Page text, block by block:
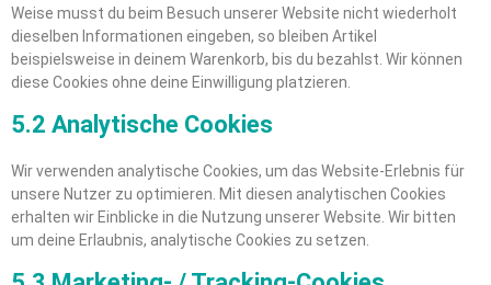
Weise musst du beim Besuch unserer Website nicht wiederholt
dieselben Informationen eingeben, so bleiben Artikel
beispielsweise in deinem Warenkorb, bis du bezahlst. Wir können
diese Cookies ohne deine Einwilligung platzieren.
5.2 Analytische Cookies
Wir verwenden analytische Cookies, um das Website-Erlebnis für
unsere Nutzer zu optimieren. Mit diesen analytischen Cookies
erhalten wir Einblicke in die Nutzung unserer Website. Wir bitten
um deine Erlaubnis, analytische Cookies zu setzen.